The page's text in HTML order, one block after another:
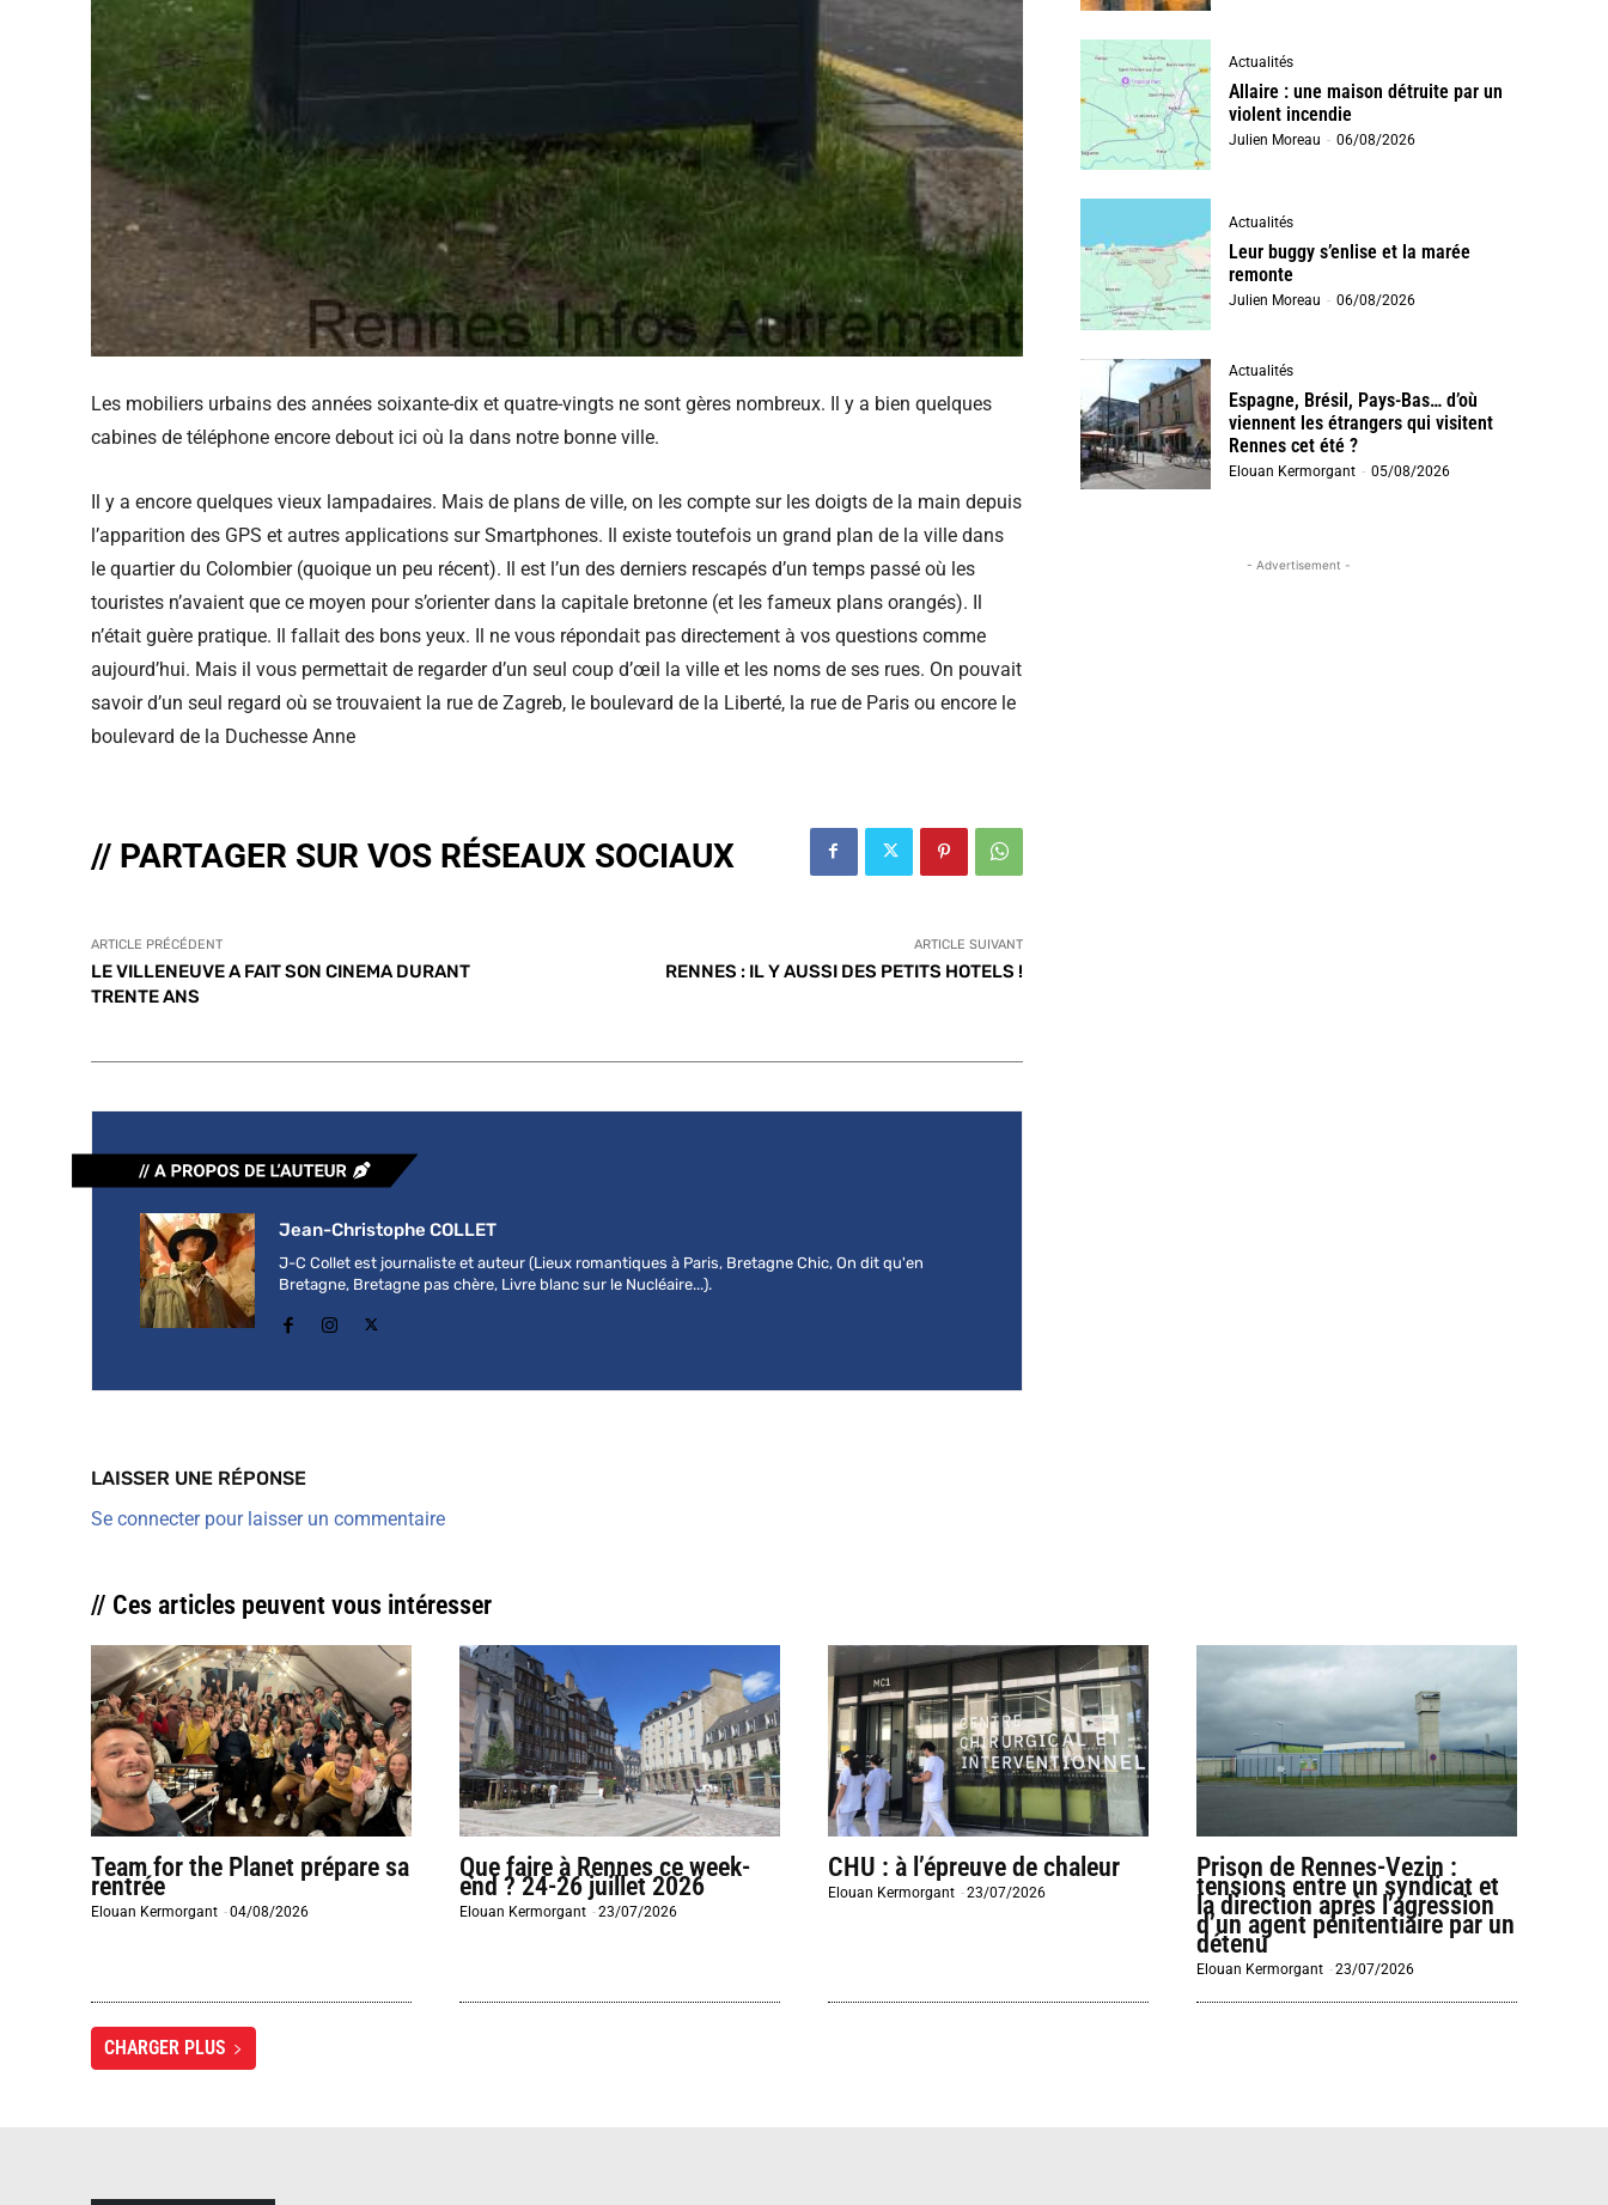
Les mobiliers urbains des années soixante-dix et quatre-vingts ne sont gères nombreux. Il y a bien quelques
cabines de téléphone encore debout ici où la dans notre bonne ville.
Il y a encore quelques vieux lampadaires. Mais de plans de ville, on les compte sur les doigts de la main depuis
l’apparition des GPS et autres applications sur Smartphones. Il existe toutefois un grand plan de la ville dans
le quartier du Colombier (quoique un peu récent). Il est l’un des derniers rescapés d’un temps passé où les
touristes n’avaient que ce moyen pour s’orienter dans la capitale bretonne (et les fameux plans orangés). Il
n’était guère pratique. Il fallait des bons yeux. Il ne vous répondait pas directement à vos questions comme
aujourd’hui. Mais il vous permettait de regarder d’un seul coup d’œil la ville et les noms de ses rues. On pouvait
savoir d’un seul regard où se trouvaient la rue de Zagreb, le boulevard de la Liberté, la rue de Paris ou encore le
boulevard de la Duchesse Anne
// PARTAGER SUR VOS RÉSEAUX SOCIAUX
ARTICLE PRÉCÉDENT
LE VILLENEUVE A FAIT SON CINEMA DURANT
TRENTE ANS
ARTICLE SUIVANT
RENNES : IL Y AUSSI DES PETITS HOTELS !
Jean-Christophe COLLET
J-C Collet est journaliste et auteur (Lieux romantiques à Paris, Bretagne Chic, On dit qu'en
Bretagne, Bretagne pas chère, Livre blanc sur le Nucléaire...).
LAISSER UNE RÉPONSE
Se connecter pour laisser un commentaire
Actualités
Allaire : une maison détruite par un
violent incendie
Julien Moreau - 06/08/2026
Actualités
Leur buggy s’enlise et la marée
remonte
Julien Moreau - 06/08/2026
Actualités
Espagne, Brésil, Pays-Bas… d’où
viennent les étrangers qui visitent
Rennes cet été ?
Elouan Kermorgant - 05/08/2026
- Advertisement -
// Ces articles peuvent vous intéresser
Team for the Planet prépare sa
rentrée
Elouan Kermorgant -04/08/2026
Que faire à Rennes ce week-
end ? 24-26 juillet 2026
Elouan Kermorgant -23/07/2026
CHU : à l’épreuve de chaleur
Elouan Kermorgant -23/07/2026
Prison de Rennes-Vezin :
tensions entre un syndicat et
la direction après l’agression
d’un agent pénitentiaire par un
détenu
Elouan Kermorgant -23/07/2026
CHARGER PLUS